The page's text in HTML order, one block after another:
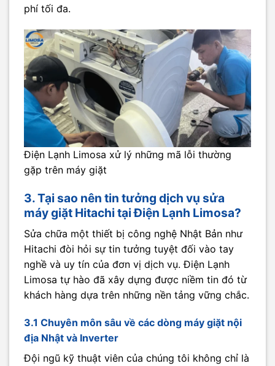
phí tối đa.
Điện Lạnh Limosa xử lý những mã lỗi thường
gặp trên máy giặt
3. Tại sao nên tin tưởng dịch vụ sửa
máy giặt Hitachi tại Điện Lạnh Limosa?
Sửa chữa một thiết bị công nghệ Nhật Bản như
Hitachi đòi hỏi sự tin tưởng tuyệt đối vào tay
nghề và uy tín của đơn vị dịch vụ. Điện Lạnh
Limosa tự hào đã xây dựng được niềm tin đó từ
khách hàng dựa trên những nền tảng vững chắc.
3.1 Chuyên môn sâu về các dòng máy giặt nội
địa Nhật và Inverter
Đội ngũ kỹ thuật viên của chúng tôi không chỉ là